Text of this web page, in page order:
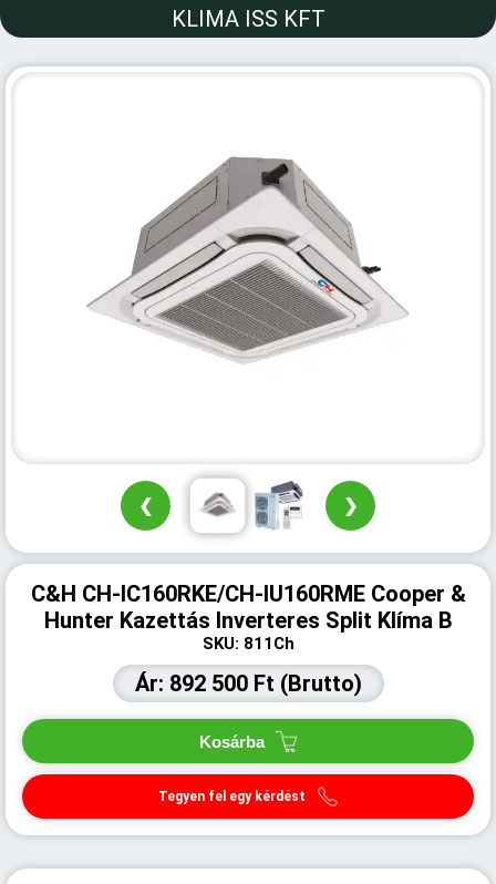
KLIMA ISS KFT
❮ ❯
C&H CH-IC160RKE/CH-IU160RME Cooper &
Hunter Kazettás Inverteres Split Klíma B
SKU: 811Ch
Ár: 892 500 Ft (Brutto)
Kosárba
Tegyen fel egy kérdést